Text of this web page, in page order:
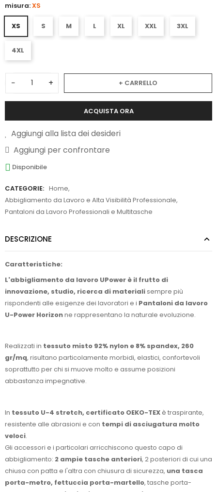
misura:XS
XS S M L XL XXL 3XL
4XL
− + + CARRELLO
ACQUISTA ORA
Aggiungi alla lista dei desideri
Aggiungi per confrontare
Disponibile
CATEGORIE: Home,
Abbigliamento da Lavoro e Alta Visibilità Professionale,
Pantaloni da Lavoro Professionali e Multitasche
DESCRIZIONE
Caratteristiche:
L'abbigliamento da lavoro UPower è il frutto di
innovazione, studio, ricerca di materialisempre più
rispondenti alle esigenze dei lavoratori e i Pantaloni da lavoro
U-Power Horizonne rappresentano la naturale evoluzione.
Realizzati in tessuto misto 92% nylon e 8% spandex, 260
gr/mq, risultano particolamente morbidi, elastici, confortevoli
soprattutto per chi si muove molto e assume posizioni
abbastanza impegnative.
In tessuto U-4 stretch, certificato OEKO-TEXè traspirante,
resistente alle abrasioni e con tempi di asciugatura molto
veloci.
Gli accessori e i particolari arricchiscono questo capo di
abbigliamento: 2 ampie tasche anteriori, 2 posteriori di cui una
chiusa con patta e l'altra con chiusura di sicurezza, una tasca
porta-metro, fettuccia porta-martello, tasche porta-